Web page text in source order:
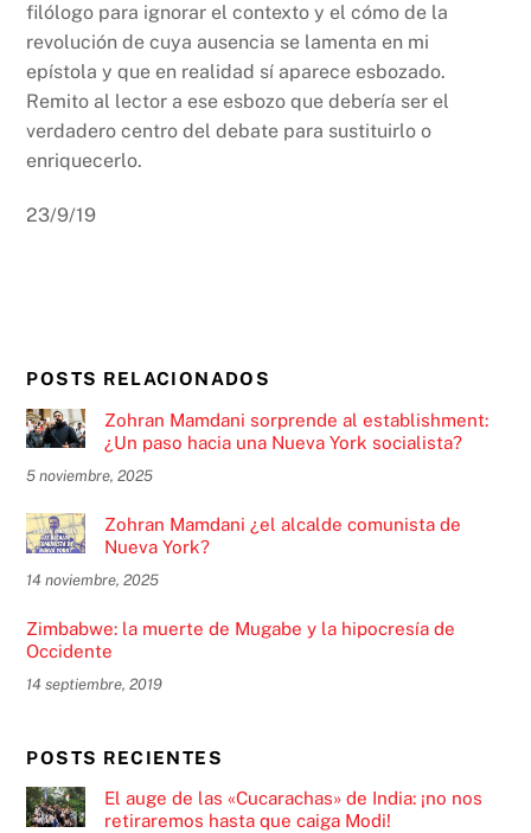
filólogo para ignorar el contexto y el cómo de la
revolución de cuya ausencia se lamenta en mi
epístola y que en realidad sí aparece esbozado.
Remito al lector a ese esbozo que debería ser el
verdadero centro del debate para sustituirlo o
enriquecerlo.
23/9/19
POSTS RELACIONADOS
Zohran Mamdani sorprende al establishment:
¿Un paso hacia una Nueva York socialista?
5 noviembre, 2025
Zohran Mamdani ¿el alcalde comunista de
Nueva York?
14 noviembre, 2025
Zimbabwe: la muerte de Mugabe y la hipocresía de
Occidente
14 septiembre, 2019
POSTS RECIENTES
El auge de las «Cucarachas» de India: ¡no nos
retiraremos hasta que caiga Modi!